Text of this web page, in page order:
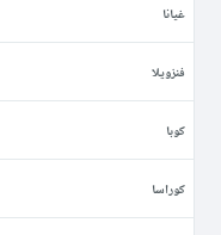
غيانا
فنزويلا
كوبا
كوراسا